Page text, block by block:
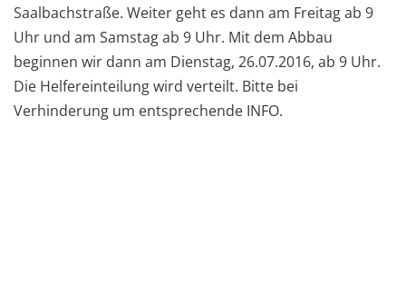
Saalbachstraße. Weiter geht es dann am Freitag ab 9
Uhr und am Samstag ab 9 Uhr. Mit dem Abbau
beginnen wir dann am Dienstag, 26.07.2016, ab 9 Uhr.
Die Helfereinteilung wird verteilt. Bitte bei
Verhinderung um entsprechende INFO.